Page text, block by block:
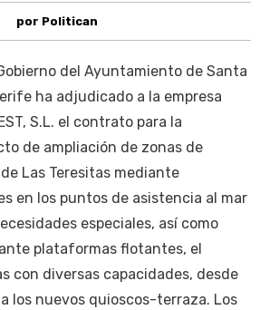
por Politican
del Ayuntamiento de Santa
ha adjudicado a la empresa
S.L. el contrato para la
de ampliación de zonas de
Las Teresitas mediante
en los puntos de asistencia al mar
especiales, así como
plataformas flotantes, el
con diversas capacidades, desde
los nuevos quioscos-terraza. Los